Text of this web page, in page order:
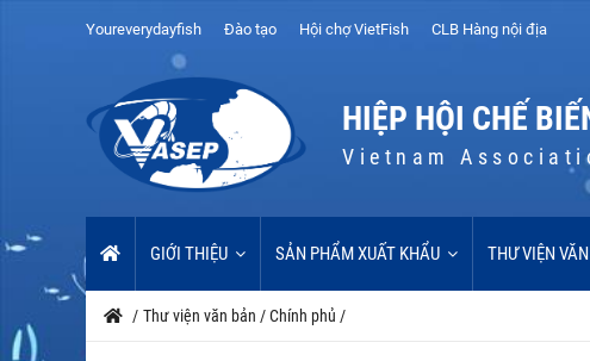
Youreverydayfish Đào tạo Hội chợ VietFish CLB Hàng nội địa
HIỆP HỘI CHẾ
Vietnam
GIỚI THIỆU SẢN PHẨM XUẤT KHẨU THƯ VIỆN
/ Thư viện văn bản /Chính phủ /